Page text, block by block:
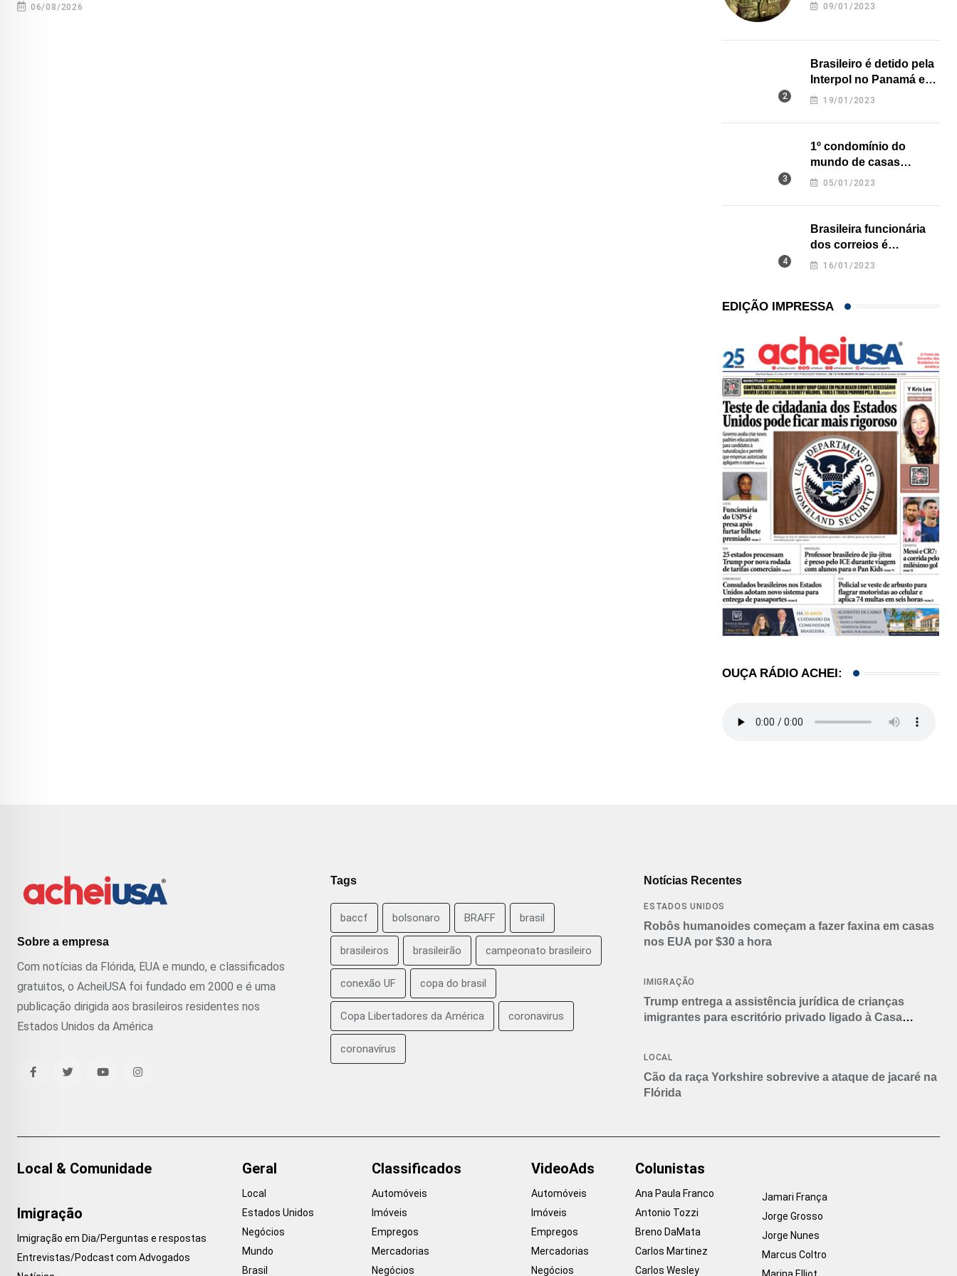
06/08/2026 06/08/2026 09/01/2023
Brasileiro é detido pela
Interpol no Panamá e
pode pegar prisão
19/01/2023
1º condomínio do
mundo de casas
impressas em 3D é
05/01/2023
Brasileira funcionária
dos correios é
assassinada a facadas
16/01/2023
EDIÇÃO IMPRESSA
OUÇA RÁDIO ACHEI:
Sobre a empresa
Com notícias da Flórida, EUA e mundo, e classificados
gratuitos, o AcheiUSA foi fundado em 2000 e é uma
publicação dirigida aos brasileiros residentes nos
Estados Unidos da América
Tags
baccf bolsonaro BRAFF brasil
brasileiros brasileirão campeonato brasileiro
conexão UF copa do brasil
Copa Libertadores da América coronavirus
coronavírus
Notícias Recentes
ESTADOS UNIDOS
Robôs humanoides começam a fazer faxina em casas
nos EUA por $30 a hora
IMIGRAÇÃO
Trump entrega a assistência jurídica de crianças
imigrantes para escritório privado ligado à Casa
LOCAL
Cão da raça Yorkshire sobrevive a ataque de jacaré na
Flórida
Local & Comunidade
Imigração
Imigração em Dia/Perguntas e respostas
Entrevistas/Podcast com Advogados
Geral
Local
Estados Unidos
Negócios
Mundo
Brasil
Classificados
Automóveis
Imóveis
Empregos
Mercadorias
Negócios
VideoAds
Automóveis
Imóveis
Empregos
Mercadorias
Negócios
Colunistas
Ana Paula Franco
Antonio Tozzi
Breno DaMata
Carlos Martinez
Carlos Wesley
Jamari França
Jorge Grosso
Jorge Nunes
Marcus Coltro